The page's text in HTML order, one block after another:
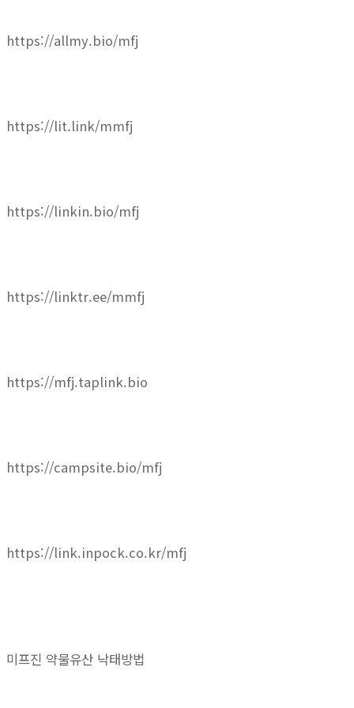
https://allmy.bio/mfj
https://lit.link/mmfj
https://linkin.bio/mfj
https://linktr.ee/mmfj
https://mfj.taplink.bio
https://campsite.bio/mfj
https://link.inpock.co.kr/mfj
미프진 약물유산 낙태방법